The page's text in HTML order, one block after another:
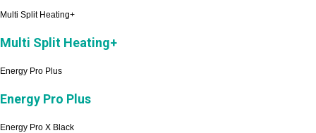
Multi Split Heating+
Multi Split Heating+
Energy Pro Plus
Energy Pro Plus
Energy Pro X Black